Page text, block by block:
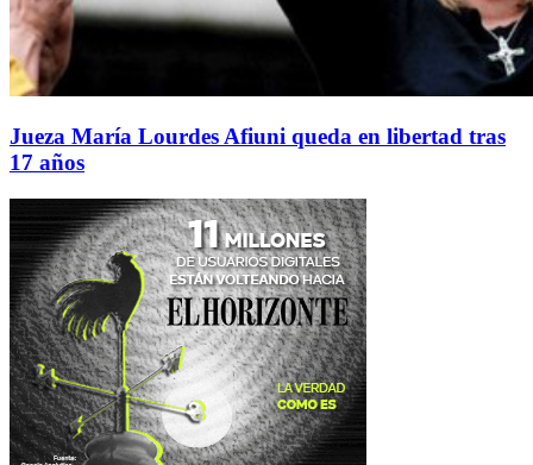
Jueza María Lourdes Afiuni queda en libertad tras
17 años